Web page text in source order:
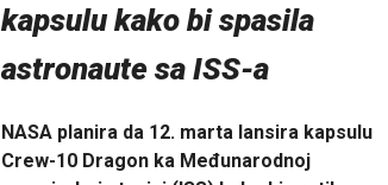
kapsulu kako bi spasila
astronaute sa ISS-a
NASA planira da 12. marta lansira kapsulu
Crew-10 Dragon ka Međunarodnoj